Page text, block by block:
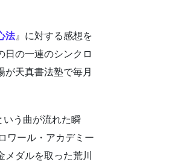
法』に対する感想を
日の一連のシンクロ
が天真書法塾で毎月
いう曲が流れた瞬
ワール・アカデミー
ダルを取った荒川